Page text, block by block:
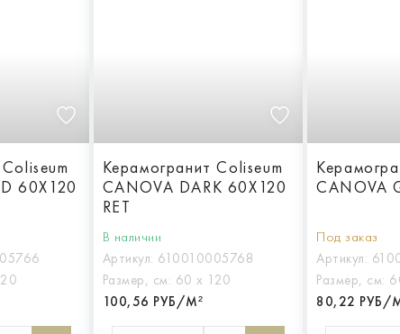
60X120
Керамогранит Coliseum
CANOVA DARK 60X120
RET
В наличии
Артикул: 610010005768
Размер, см: 60 х 120
100,56 РУБ/М²
CANOVA
Под заказ
Артикул:
Размер, см:
80,22 РУБ/